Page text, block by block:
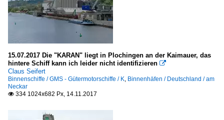
15.07.2017 Die "KARAN" liegt in Plochingen an der Kaimauer, das
hintere Schiff kann ich leider nicht identifizieren 
Claus Seifert
Binnenschiffe / GMS - Gütermotorschiffe / K, Binnenhäfen / Deutschland / am
Neckar
 334 1024x682 Px, 14.11.2017